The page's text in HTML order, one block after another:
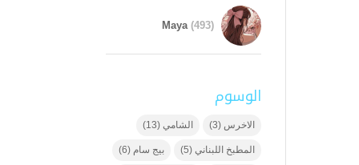
Maya (493)
الوسوم
الاخرس (3) الشامي (13)
المطبخ اللبناني (5) بيج سام (6)